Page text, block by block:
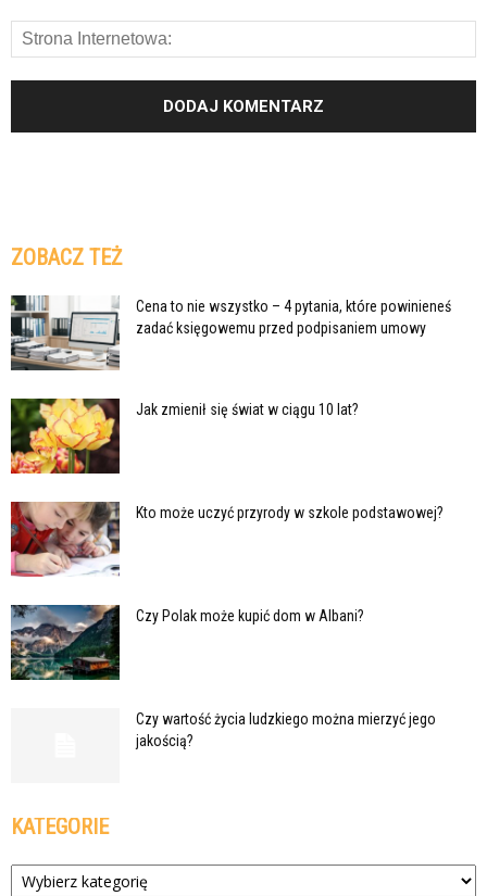
ZOBACZ TEŻ
Cena to nie wszystko – 4 pytania, które powinieneś
zadać księgowemu przed podpisaniem umowy
Jak zmienił się świat w ciągu 10 lat?
Kto może uczyć przyrody w szkole podstawowej?
Czy Polak może kupić dom w Albani?
Czy wartość życia ludzkiego można mierzyć jego
jakością?
KATEGORIE
Kategorie